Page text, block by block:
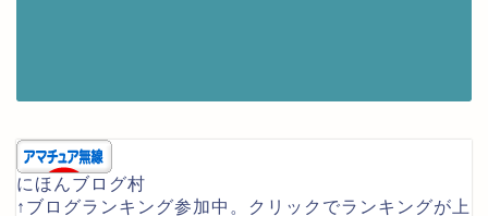
にほんブログ村
↑ブログランキング参加中。クリックでランキングが上